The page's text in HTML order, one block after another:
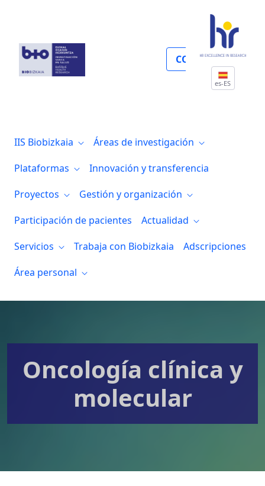
COLABORA
es-ES
IIS Biobizkaia
Áreas de investigación
Plataformas
Innovación y transferencia
Proyectos
Gestión y organización
Participación de pacientes
Actualidad
Servicios
Trabaja con Biobizkaia
Adscripciones
Área personal
Oncología clínica y
molecular